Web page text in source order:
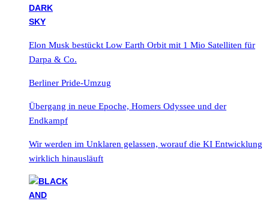
Elon Musk bestückt Low Earth Orbit mit 1 Mio Satelliten für
Darpa & Co.
Berliner Pride-Umzug
Übergang in neue Epoche, Homers Odyssee und der
Endkampf
Wir werden im Unklaren gelassen, worauf die KI Entwicklung
wirklich hinausläuft